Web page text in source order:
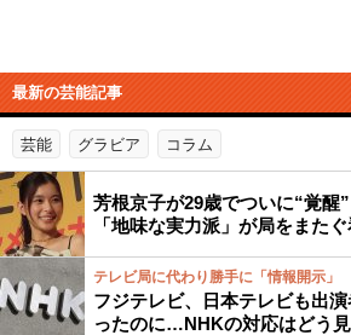
最新の芸能記事
芸能 グラビア コラム
芳根京子が29歳でついに“覚
「地味な実力派」が局をまた
テレビ局に代わり勝手に「情報開示」
フジテレビ、日本テレビも出
ったのに…NHKの対応はどう